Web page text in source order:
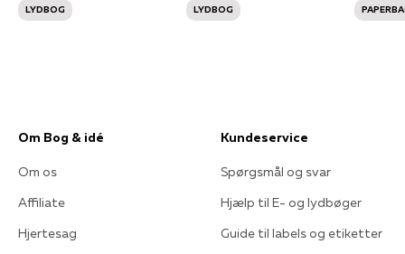
LYDBOG LYDBOG
Om Bog & idé
Om os
Affiliate
Hjertesag
Kundeservice
Spørgsmål og svar
Hjælp til E- og lydbøger
Guide til labels og etiketter